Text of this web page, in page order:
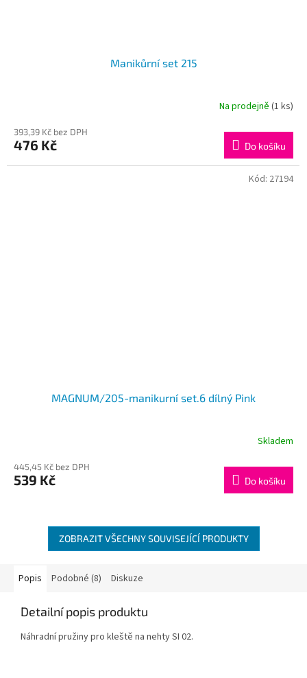
Manikůrní set 215
Na prodejně (1 ks)
393,39 Kč bez DPH
476 Kč Do košíku
MAGNUM/205-manikurní set.6 dílný Pink
Skladem
445,45 Kč bez DPH
539 Kč Do košíku
Kód: 27194
ZOBRAZIT VŠECHNY SOUVISEJÍCÍ PRODUKTY
Popis Podobné (8) Diskuze
Detailní popis produktu
Náhradní pružiny pro kleště na nehty SI 02.